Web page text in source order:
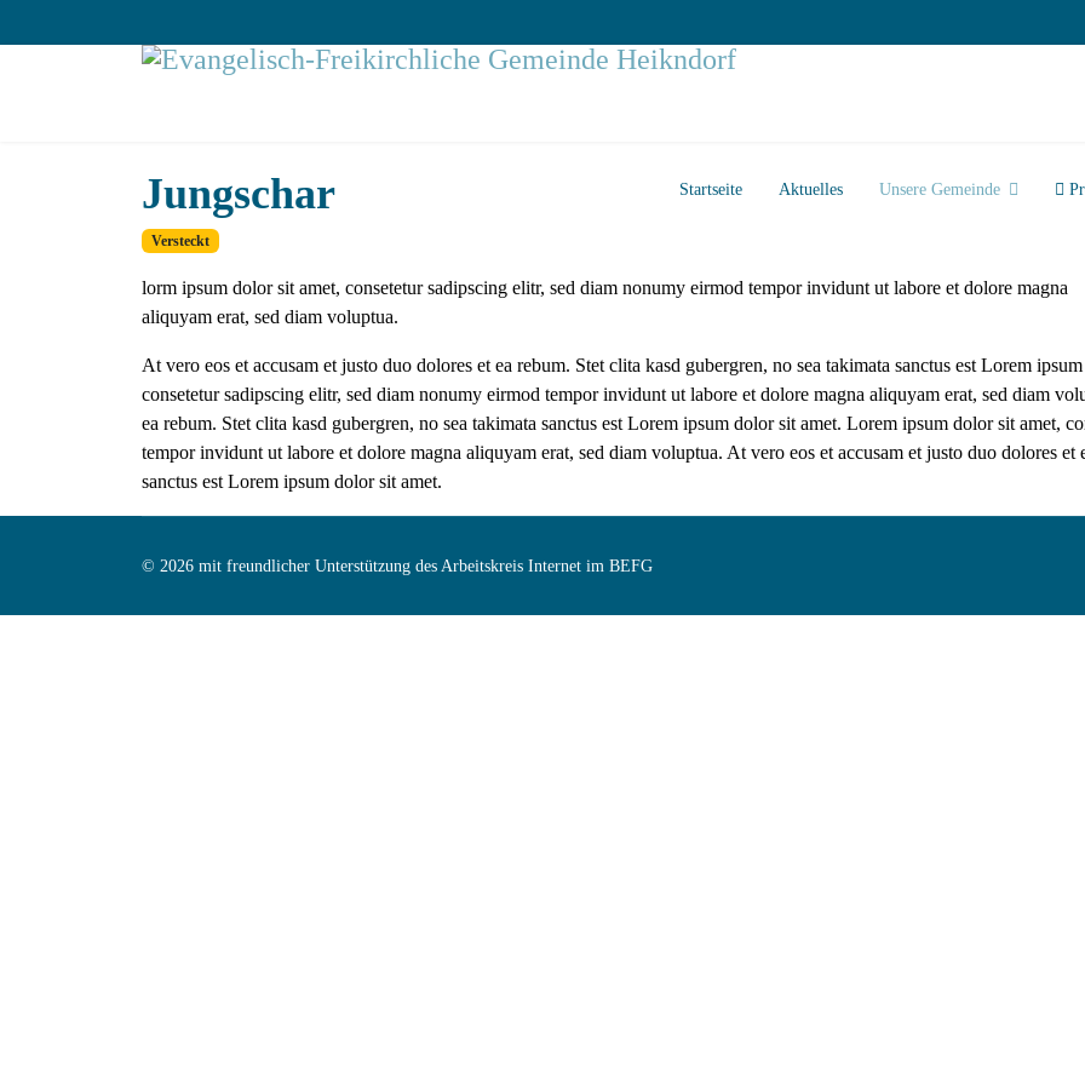
Startseite Aktuelles Unsere Gemeinde
Jungschar
Versteckt
lorm ipsum dolor sit amet, consetetur sadipscing elitr, sed diam nonumy eirmod tempor invidunt ut labore et dolore magna
aliquyam erat, sed diam voluptua.
At vero eos et accusam et justo duo dolores et ea rebum. Stet clita kasd gubergren, no sea takimata sanctus est Lorem
consetetur sadipscing elitr, sed diam nonumy eirmod tempor invidunt ut labore et dolore magna aliquyam erat, sed diam
ea rebum. Stet clita kasd gubergren, no sea takimata sanctus est Lorem ipsum dolor sit amet. Lorem ipsum dolor sit amet,
tempor invidunt ut labore et dolore magna aliquyam erat, sed diam voluptua. At vero eos et accusam et justo duo dolores et
sanctus est Lorem ipsum dolor sit amet.
© 2026 mit freundlicher Unterstützung des Arbeitskreis Internet im BEFG